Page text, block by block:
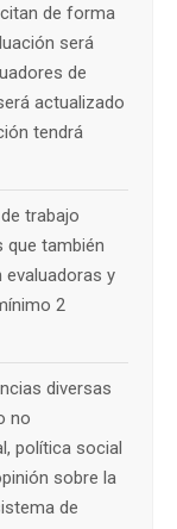
de forma
será
de
actualizado
tendrá
trabajo
que también
evaluadoras y
2
diversas
no
política social
sobre la
de